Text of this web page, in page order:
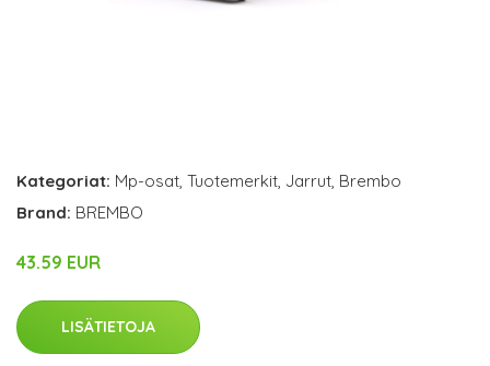
Kategoriat: Mp-osat, Tuotemerkit, Jarrut, Brembo
Brand: BREMBO
43.59 EUR
LISÄTIETOJA